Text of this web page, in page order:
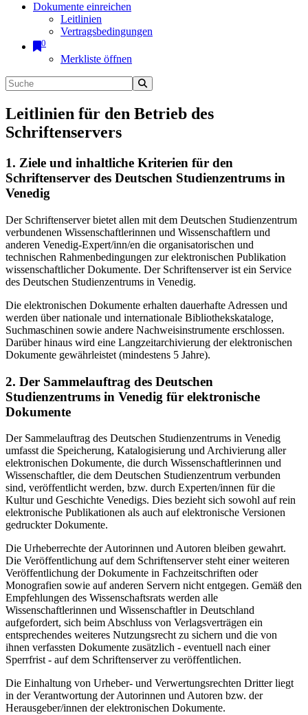
Dokumente einreichen
Leitlinien
Vertragsbedingungen
0
Merkliste öffnen
Leitlinien für den Betrieb des
Schriftenservers
1. Ziele und inhaltliche Kriterien für den
Schriftenserver des Deutschen Studienzentrums in
Venedig
Der Schriftenserver bietet allen mit dem Deutschen Studienzentrum
verbundenen Wissenschaftlerinnen und Wissenschaftlern und
anderen Venedig-Expert/inn/en die organisatorischen und
technischen Rahmenbedingungen zur elektronischen Publikation
wissenschaftlicher Dokumente. Der Schriftenserver ist ein Service
des Deutschen Studienzentrums in Venedig.
Die elektronischen Dokumente erhalten dauerhafte Adressen und
werden über nationale und internationale Bibliothekskataloge,
Suchmaschinen sowie andere Nachweisinstrumente erschlossen.
Darüber hinaus wird eine Langzeitarchivierung der elektronischen
Dokumente gewährleistet (mindestens 5 Jahre).
2. Der Sammelauftrag des Deutschen
Studienzentrums in Venedig für elektronische
Dokumente
Der Sammelauftrag des Deutschen Studienzentrums in Venedig
umfasst die Speicherung, Katalogisierung und Archivierung aller
elektronischen Dokumente, die durch Wissenschaftlerinnen und
Wissenschaftler, die dem Deutschen Studienzentrum verbunden
sind, veröffentlicht werden, bzw. durch Experten/innen für die
Kultur und Geschichte Venedigs. Dies bezieht sich sowohl auf rein
elektronische Publikationen als auch auf elektronische Versionen
gedruckter Dokumente.
Die Urheberrechte der Autorinnen und Autoren bleiben gewahrt.
Die Veröffentlichung auf dem Schriftenserver steht einer weiteren
Veröffentlichung der Dokumente in Fachzeitschriften oder
Monografien sowie auf anderen Servern nicht entgegen. Gemäß den
Empfehlungen des Wissenschaftsrats werden alle
Wissenschaftlerinnen und Wissenschaftler in Deutschland
aufgefordert, sich beim Abschluss von Verlagsverträgen ein
entsprechendes weiteres Nutzungsrecht zu sichern und die von
ihnen verfassten Dokumente zusätzlich - eventuell nach einer
Sperrfrist - auf dem Schriftenserver zu veröffentlichen.
Die Einhaltung von Urheber- und Verwertungsrechten Dritter liegt
in der Verantwortung der Autorinnen und Autoren bzw. der
Herausgeber/innen der elektronischen Dokumente.